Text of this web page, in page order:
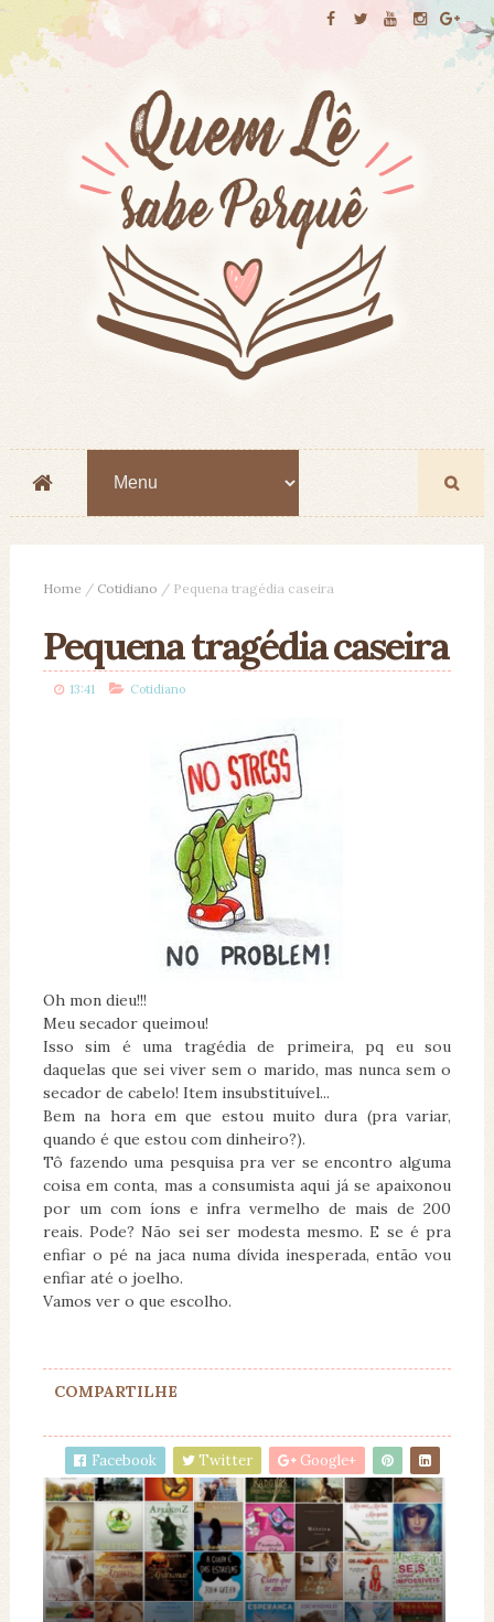
Home / Cotidiano / Pequena tragédia caseira
Pequena tragédia caseira
13:41 Cotidiano
Oh mon dieu!!!
Meu secador queimou!
Isso sim é uma tragédia de primeira, pq eu sou
daquelas que sei viver sem o marido, mas nunca sem o
secador de cabelo! Item insubstituível...
Bem na hora em que estou muito dura (pra variar,
quando é que estou com dinheiro?).
Tô fazendo uma pesquisa pra ver se encontro alguma
coisa em conta, mas a consumista aqui já se apaixonou
por um com íons e infra vermelho de mais de 200
reais. Pode? Não sei ser modesta mesmo. E se é pra
enfiar o pé na jaca numa dívida inesperada, então vou
enfiar até o joelho.
Vamos ver o que escolho.
COMPARTILHE
Facebook Twitter Google+